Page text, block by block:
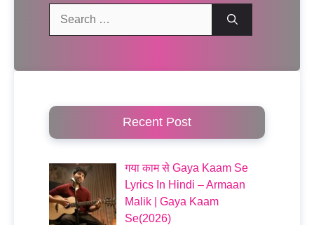
Recent Post
गया काम से Gaya Kaam Se
Lyrics In Hindi – Armaan
Malik | Gaya Kaam
Se(2026)